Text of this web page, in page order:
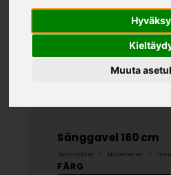
Muuta
Sänggavel 160 cm
hemmöbler Möbelserier
FÄRG